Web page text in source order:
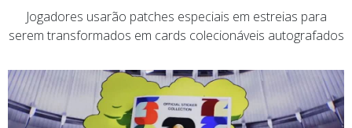
Jogadores usarão patches especiais em estreias para
serem transformados em cards colecionáveis autografados